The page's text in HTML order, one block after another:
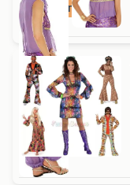
Duurzame Deal